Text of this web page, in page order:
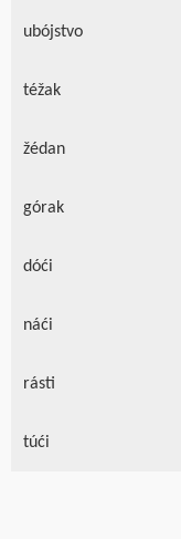
ubójstvo
téžak
žédan
górak
dóći
náći
rásti
túći